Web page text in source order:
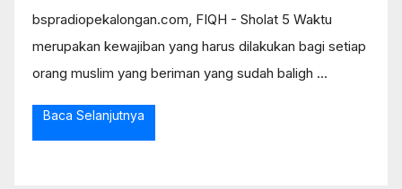
bspradiopekalongan.com, FIQH - Sholat 5 Waktu
merupakan kewajiban yang harus dilakukan bagi setiap
orang muslim yang beriman yang sudah baligh ...
Baca Selanjutnya